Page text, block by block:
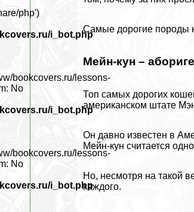
Самые дорогие породы
Мейн-кун –
Топ самых дорогих
американском штате
Он давно известен в
Мейн-кун считается
Но, несмотря на такой
каждого.
php')
i_bot.php
bookcovers.ru/lessons-
No
i_bot.php
bookcovers.ru/lessons-
No
i_bot.php